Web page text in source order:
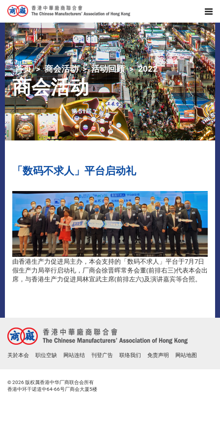
首页 商会活动 活动回顾 2022
商会活动
「数码不求人」平台启动礼
由香港生产力促进局主办，本会支持的「数码不求人」平台于7月7日
假生产力局举行启动礼，厂商会徐晋晖常务会董(前排右三)代表本会出
席，与香港生产力促进局林宣武主席(前排左六)及演讲嘉宾等合照。
关於本会 职位空缺 网站连结 刊登广告 联络我们 免责声明 网站地图
© 2026 版权属香港中华厂商联合会所有
香港中环干诺道中64-66号厂商会大厦5楼